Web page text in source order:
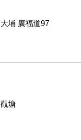
大埔 廣福道97
觀塘